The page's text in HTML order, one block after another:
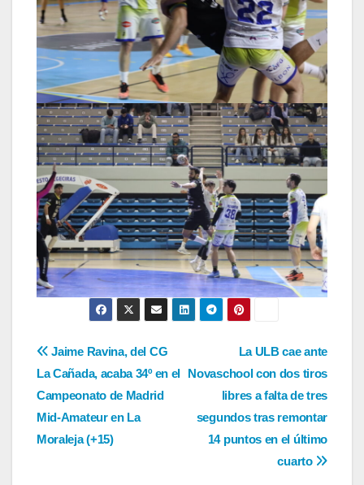
Navegación
de
entradas
La ULB cae ante
Novaschool con dos tiros
libres a falta de tres
segundos tras remontar
14 puntos en el último
cuarto
Jaime Ravina, del CG
La Cañada, acaba 34º en el
Campeonato de Madrid
Mid-Amateur en La
Moraleja (+15)